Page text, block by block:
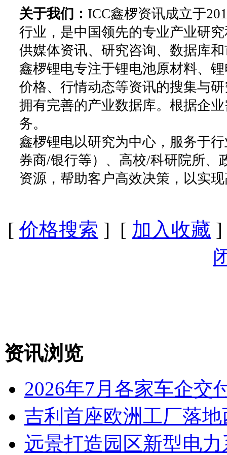
关于我们： ICC鑫椤资讯成立于
行业，是中国领先的专业产业研
供媒体资讯、研究咨询、数据库
鑫椤锂电专注于锂电池原材料、
价格、行情动态等资讯的搜集与
拥有完善的产业数据库。根据企
务。
鑫椤锂电以研究为中心，服务于
券商/银行等）、高校/科研院所、
资源，帮助客户高效决策，以实
[ 价格搜索 ] [ 加入收藏
资讯浏览
2026年7月各家车企交
吉利首座欧洲工厂落
远景打造园区新型电